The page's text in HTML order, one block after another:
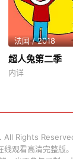
法国 / 2018
超人兔第二季
内详
. All Rights
观看高清完整版